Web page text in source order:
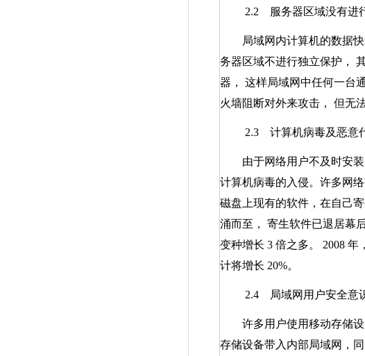
2.2 服务器区域没有进
局域网内计算机的数据快
务器区域不进行独立保护，
器， 这样局域网中任何一台
火墙阻断对外来攻击， 但无
2.3 计算机病毒及恶意
由于网络用户不及时安装
计算机病毒的入侵。许多网
磁盘上现有的软件，在自己
涌而至， 寄生软件已退居幕
变种增长 3 倍之多。 2008 年
计将增长 20%。
2.4 局域网用户安全意
许多用户使用移动存储设
存储设备带入内部局域网，